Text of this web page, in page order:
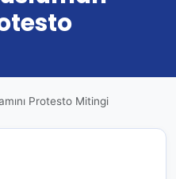
Protesto Mitingi